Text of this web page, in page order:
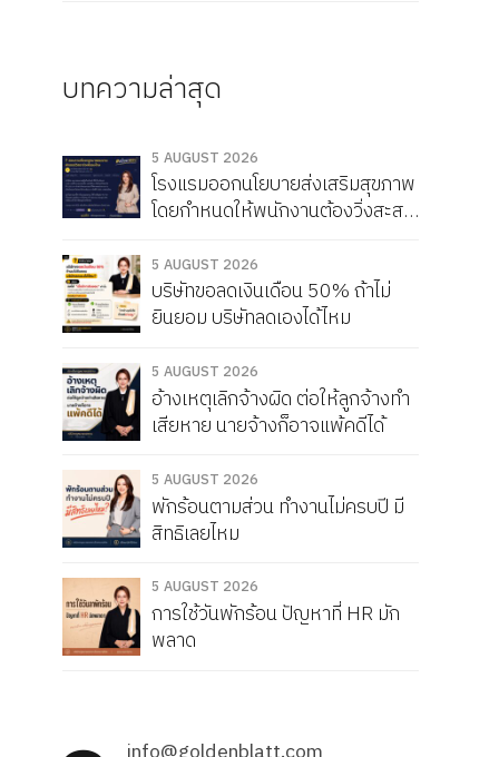
บทความล่าสุด
5 AUGUST 2026
โรงแรมออกนโยบายส่งเสริมสุขภาพ
โดยกำหนดให้พนักงานต้องวิ่งสะสม
ไม่ครบจะถูกหัก Service Charge
แบบนี้ผิดกฎหมายไหม
5 AUGUST 2026
บริษัทขอลดเงินเดือน 50% ถ้าไม่
ยินยอม บริษัทลดเองได้ไหม
5 AUGUST 2026
อ้างเหตุเลิกจ้างผิด ต่อให้ลูกจ้างทำ
เสียหาย นายจ้างก็อาจแพ้คดีได้
5 AUGUST 2026
พักร้อนตามส่วน ทำงานไม่ครบปี มี
สิทธิเลยไหม
5 AUGUST 2026
การใช้วันพักร้อน ปัญหาที่ HR มัก
พลาด